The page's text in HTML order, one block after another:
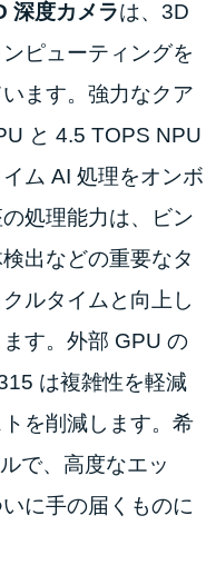
深度カメラは、3D
ピューティングを
ます。強力なクア
と 4.5 TOPS NPU
ム AI 処理をオンボ
処理能力は、ビン
出などの重要なタ
ルタイムと向上し
す。外部 GPU の
は複雑性を軽減
を削減します。希
で、高度なエッ
に手の届くものに